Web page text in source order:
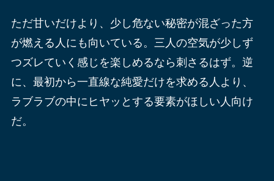
ただ甘いだけより、少し危ない秘密が混ざった方
が燃える人にも向いている。三人の空気が少しず
つズレていく感じを楽しめるなら刺さるはず。逆
に、最初から一直線な純愛だけを求める人より、
ラブラブの中にヒヤッとする要素がほしい人向け
だ。